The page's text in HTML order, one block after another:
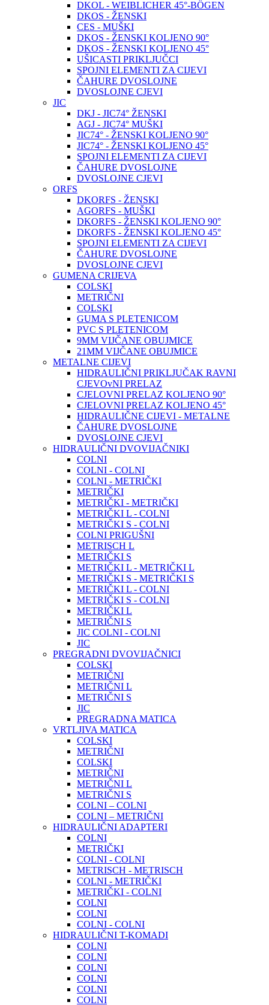
DKOL - WEIBLICHER 45°-BÖGEN
DKOS - ŽENSKI
CES - MUŠKI
DKOS - ŽENSKI KOLJENO 90°
DKOS - ŽENSKI KOLJENO 45°
UŠICASTI PRIKLJUČCI
SPOJNI ELEMENTI ZA CIJEVI
ČAHURE DVOSLOJNE
DVOSLOJNE CJEVI
JIC
DKJ - JIC74° ŽENSKI
AGJ - JIC74° MUŠKI
JIC74° - ŽENSKI KOLJENO 90°
JIC74° - ŽENSKI KOLJENO 45°
SPOJNI ELEMENTI ZA CIJEVI
ČAHURE DVOSLOJNE
DVOSLOJNE CJEVI
ORFS
DKORFS - ŽENSKI
AGORFS - MUŠKI
DKORFS - ŽENSKI KOLJENO 90°
DKORFS - ŽENSKI KOLJENO 45°
SPOJNI ELEMENTI ZA CIJEVI
ČAHURE DVOSLOJNE
DVOSLOJNE CJEVI
GUMENA CRIJEVA
COLSKI
METRIČNI
COLSKI
GUMA S PLETENICOM
PVC S PLETENICOM
9MM VIJČANE OBUJMICE
21MM VIJČANE OBUJMICE
METALNE CIJEVI
HIDRAULIČNI PRIKLJUČAK RAVNI
CJEVOvNI PRELAZ
CJELOVNI PRELAZ KOLJENO 90°
CJELOVNI PRELAZ KOLJENO 45°
HIDRAULIČNE CIJEVI - METALNE
ČAHURE DVOSLOJNE
DVOSLOJNE CJEVI
HIDRAULIČNI DVOVIJAČNIKI
COLNI
COLNI - COLNI
COLNI - METRIČKI
METRIČKI
METRIČKI - METRIČKI
METRIČKI L - COLNI
METRIČKI S - COLNI
COLNI PRIGUŠNI
METRISCH L
METRIČKI S
METRIČKI L - METRIČKI L
METRIČKI S - METRIČKI S
METRIČKI L - COLNI
METRIČKI S - COLNI
METRIČKI L
METRIČNI S
JIC COLNI - COLNI
JIC
PREGRADNI DVOVIJAČNICI
COLSKI
METRIČNI
METRIČNI L
METRIČNI S
JIC
PREGRADNA MATICA
VRTLJIVA MATICA
COLSKI
METRIČNI
COLSKI
METRIČNI
METRIČNI L
METRIČNI S
COLNI – COLNI
COLNI – METRIČNI
HIDRAULIČNI ADAPTERI
COLNI
METRIČKI
COLNI - COLNI
METRISCH - METRISCH
COLNI - METRIČKI
METRIČKI - COLNI
COLNI
COLNI
COLNI - COLNI
HIDRAULIČNI T-KOMADI
COLNI
COLNI
COLNI
COLNI
COLNI
COLNI